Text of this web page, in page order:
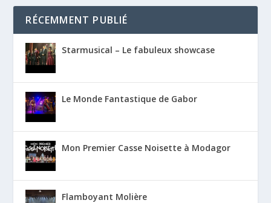
RÉCEMMENT PUBLIÉ
Starmusical – Le fabuleux showcase
Le Monde Fantastique de Gabor
Mon Premier Casse Noisette à Modagor
Flamboyant Molière